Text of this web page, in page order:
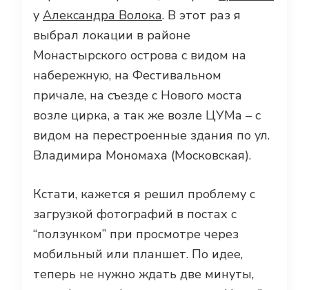
у Александра Волока. В этот раз я
выбрал локации в районе
Монастырского острова с видом на
набережную, на Фестивальном
причале, на съезде с Нового моста
возле цирка, а так же возле ЦУМа – с
видом на перестроенные здания по ул.
Владимира Мономаха (Московская).
Кстати, кажется я решил проблему с
загрузкой фотографий в постах с
“ползунком” при просмотре через
мобильный или планшет. По идее,
теперь не нужно ждать две минуты,